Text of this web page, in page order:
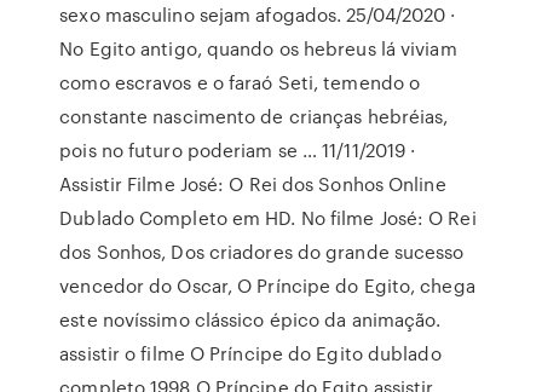
sexo masculino sejam afogados. 25/04/2020 ·
No Egito antigo, quando os hebreus lá viviam
como escravos e o faraó Seti, temendo o
constante nascimento de crianças hebréias,
pois no futuro poderiam se … 11/11/2019 ·
Assistir Filme José: O Rei dos Sonhos Online
Dublado Completo em HD. No filme José: O Rei
dos Sonhos, Dos criadores do grande sucesso
vencedor do Oscar, O Príncipe do Egito, chega
este novíssimo clássico épico da animação.
assistir o filme O Príncipe do Egito dublado
completo 1998 O Príncipe do Egito assistir